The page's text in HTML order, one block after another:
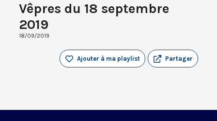
Vêpres du 18 septembre
2019
18/09/2019
Partager
Ajouter à ma playlist